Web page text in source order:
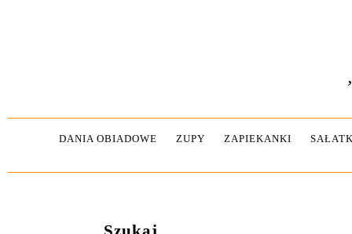
DANIA OBIADOWE ZUPY ZAPIEKANKI